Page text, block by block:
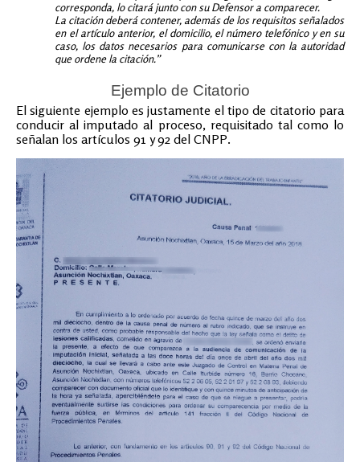
corresponda, lo citará junto con su Defensor a comparecer.
La citación deberá contener, además de los requisitos señalados
en el artículo anterior, el domicilio, el número telefónico y en su
caso, los datos necesarios para comunicarse con la autoridad
que ordene la citación.”
Ejemplo de Citatorio
El siguiente ejemplo es justamente el tipo de citatorio para
conducir al imputado al proceso, requisitado tal como lo
señalan los artículos 91 y 92 del CNPP.